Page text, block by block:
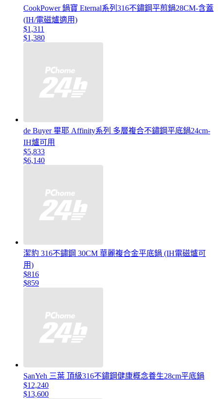
CookPower 鍋寶 Eternal系列316不鏽鋼平煎鍋28CM-含蓋
(IH/電磁爐適用)
$1,311
$1,380
de Buyer 畢耶 Affinity系列 多層複合不鏽鋼平底鍋24cm-
IH爐可用
$5,833
$6,140
潔豹 316不鏽鋼 30CM 華麗複合金平底鍋 (IH電磁爐可
用)
$816
$859
SanYeh 三葉 頂級316不鏽鋼健康概念養生28cm平底鍋
$12,240
$13,600